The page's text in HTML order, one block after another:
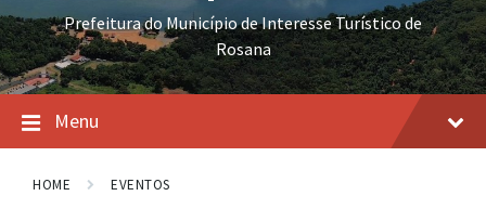
Prefeitura do Município de Interesse Turístico de
Rosana
Menu
HOME EVENTOS